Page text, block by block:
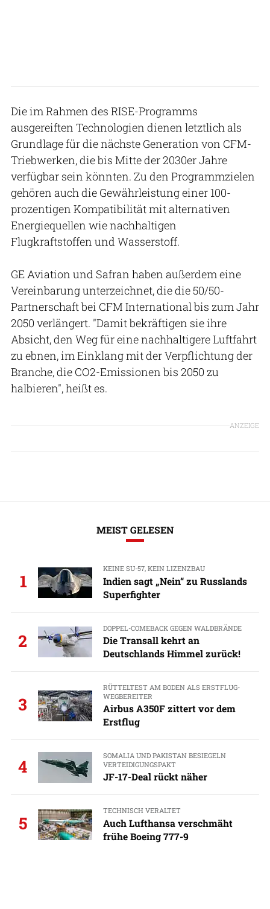
Die im Rahmen des RISE-Programms
ausgereiften Technologien dienen letztlich als
Grundlage für die nächste Generation von CFM-
Triebwerken, die bis Mitte der 2030er Jahre
verfügbar sein könnten. Zu den Programmzielen
gehören auch die Gewährleistung einer 100-
prozentigen Kompatibilität mit alternativen
Energiequellen wie nachhaltigen
Flugkraftstoffen und Wasserstoff.
GE Aviation und Safran haben außerdem eine
Vereinbarung unterzeichnet, die die 50/50-
Partnerschaft bei CFM International bis zum Jahr
2050 verlängert. "Damit bekräftigen sie ihre
Absicht, den Weg für eine nachhaltigere Luftfahrt
zu ebnen, im Einklang mit der Verpflichtung der
Branche, die CO2-Emissionen bis 2050 zu
halbieren", heißt es.
ANZEIGE
MEIST GELESEN
1
KEINE SU-57, KEIN LIZENZBAU
Indien sagt „Nein“ zu Russlands
Superfighter
2
DOPPEL-COMEBACK GEGEN WALDBRÄNDE
Die Transall kehrt an
Deutschlands Himmel zurück!
3
RÜTTELTEST AM BODEN ALS ERSTFLUG-
WEGBEREITER
Airbus A350F zittert vor dem
Erstflug
4
SOMALIA UND PAKISTAN BESIEGELN
VERTEIDIGUNGSPAKT
JF-17-Deal rückt näher
5
TECHNISCH VERALTET
Auch Lufthansa verschmäht
frühe Boeing 777-9